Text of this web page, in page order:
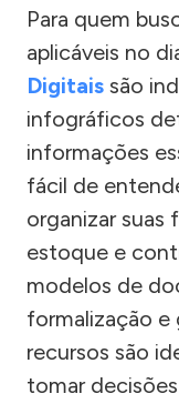
Para quem
aplicáveis no
Digitais são
infográficos
informações
fácil de
organizar suas
estoque e
modelos de
formalização e
recursos são
tomar